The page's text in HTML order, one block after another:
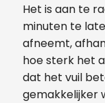
Het is aan te
minuten te
afneemt,
hoe sterk het
dat het vuil
gemakkelijker